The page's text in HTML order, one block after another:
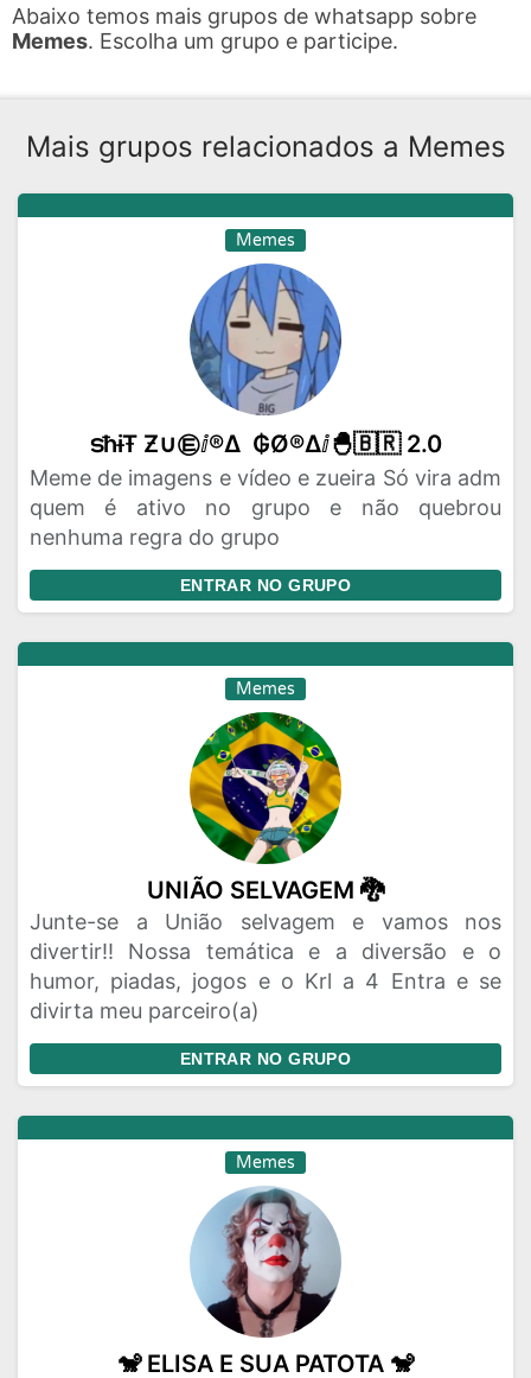
Abaixo temos mais grupos de whatsapp sobre
Memes. Escolha um grupo e participe.
Mais grupos relacionados a Memes
Memes
ടħɨŦ Ƶ∪㉫ⅈ®∆ ₲Ø®∆ⅈ🐣🇧🇷 2.0
Meme de imagens e vídeo e zueira Só vira adm
quem é ativo no grupo e não quebrou
nenhuma regra do grupo
ENTRAR NO GRUPO
Memes
UNIÃO SELVAGEM 🐉
Junte-se a União selvagem e vamos nos
divertir!! Nossa temática e a diversão e o
humor, piadas, jogos e o Krl a 4 Entra e se
divirta meu parceiro(a)
ENTRAR NO GRUPO
Memes
🐒 ELISA E SUA PATOTA 🐒